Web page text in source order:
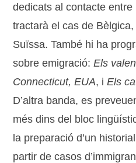
dedicats al contacte
tractarà el cas de
Suïssa. També hi ha
sobre emigració:Els
Connecticut, EUA, iEls
D’altra banda, es
més dins del bloc
la preparació d’un
partir de casos